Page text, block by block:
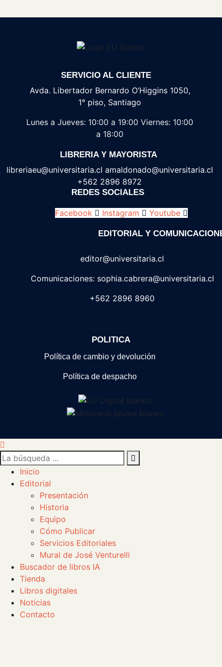
SERVICIO AL CLIENTE
Avda. Libertador Bernardo O’Higgins 1050,
1° piso, Santiago
Lunes a Jueves: 10:00 a 19:00 Viernes: 10:00
a 18:00
LIBRERIA Y MAYORISTA
libreriaeu@universitaria.cl amaldonado@universitaria.cl
+562 2896 8972
REDES SOCIALES
Facebook Instagram Youtube
EDITORIAL Y
editor@universitaria.cl
Comunicaciones: sophia.cabrera@universitaria.cl
+562 2896 8960
POLITICA
Política de cambio y devolución
Política de despacho
Inicio
Editorial
Presentación
Historia
Equipo
Cómo Publicar
Servicios Editoriales
Mural de José Venturelli
Buscador de libros IA
Tienda
Libros digitales
Noticias
Contacto